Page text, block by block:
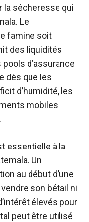
la sécheresse qui
Le
famine soit
des liquidités
d’assurance
dès que les
d’humidité, les
mobiles
essentielle à la
Un
au début d’une
son bétail ni
élevés pour
peut être utilisé